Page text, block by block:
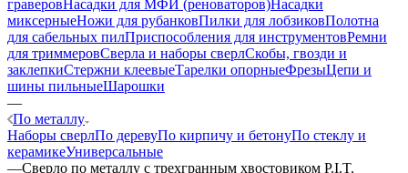
граверовНасадки для МФИ (реноваторов)Насадки
миксерныеНожи для рубанковПилки для лобзиковПолотна
для сабельных пилПриспособления для инструментовРемни
для триммеровСверла и наборы сверлСкобы, гвозди и
заклепкиСтержни клеевыеТарелки опорныеФрезыЦепи и
шины пильныеШарошки
—
По металлу
Наборы сверлПо деревуПо кирпичу и бетонуПо стеклу и
керамикеУниверсальные
—Сверло по металлу с трехгранным хвостовиком P.I.T.